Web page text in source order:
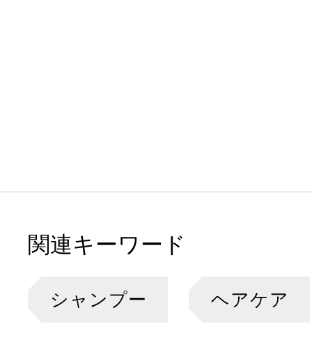
関連キーワード
シャンプー ヘアケア